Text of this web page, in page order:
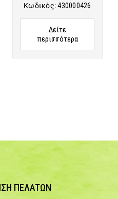
Κωδικός:430000426
Δείτε
περισσότερα
ΠΕΛΑΤΩΝ